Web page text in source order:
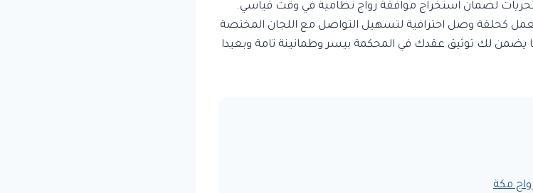
التحريات لضمان استخراج موافقة زواج نظامية في وقت قياسي.
كحلقة وصل احترافية لتسهيل التواصل مع اللجان المختصة
يضمن لك توثيق عقدك في المحكمة بيسر وطمانينة تامة وبعيدا
مكة